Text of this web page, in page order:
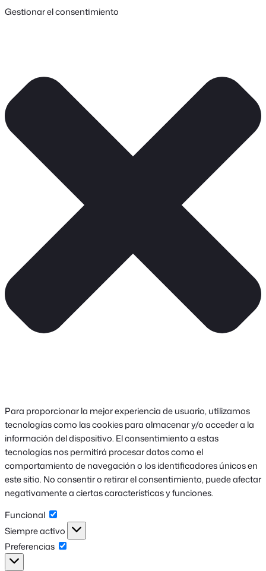
Gestionar el consentimiento
Para proporcionar la mejor experiencia de usuario, utilizamos
tecnologías como las cookies para almacenar y/o acceder a la
información del dispositivo. El consentimiento a estas
tecnologías nos permitirá procesar datos como el
comportamiento de navegación o los identificadores únicos en
este sitio. No consentir o retirar el consentimiento, puede afectar
negativamente a ciertas características y funciones.
Funcional
Funcional
Siempre activo
Preferencias
Preferencias